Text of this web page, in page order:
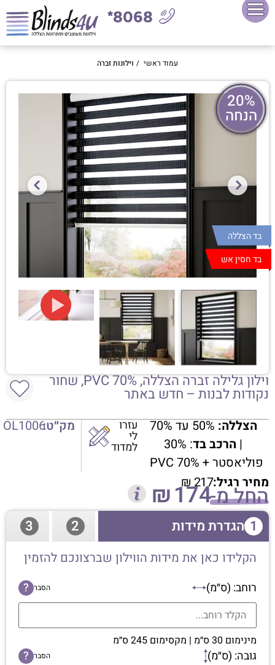
8068*
עמוד ראשי / וילונות זברה
20%
הנחה
בד הצללה
בד חסין אש
וילון גלילה זברה הצללה, 70% PVC, שחור
נקודות לבנות – חדש באתר
הצללה:
50% עד 70%
| הרכב בד : 30%
פוליאסטר + PVC 70%
עזרו
לי
למדוד
מק״ט:OL1006
מחיר רגיל: ₪217החל מ- ₪174
1 הגדרת מידות 2
3
הקלידו כאן את מידות הווילון שברצונכם להזמין
רוחב: (ס״מ) הסבר ?
מינימום 30 ס״מ | מקסימום 245 ס״מ
גובה: (ס״מ) הסבר ?